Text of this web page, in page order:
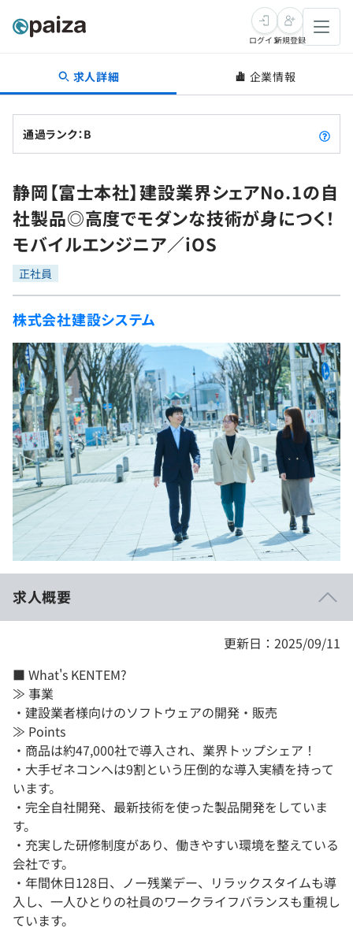
転職・キャリア
転職成功ガイド
転職エージェント
インタビュー
転職成功ガイド
新卒就活
求人検索
本選考
インターン
新卒エージェント
イベント・セミナー
インタビュー
就活成功ガイド
学習
問題集
4択課題
ナレッジ
リファレンス
プラン
個人向けプラン
法人向けプラン
学校向けプラン
契約内容・クーポン
プログラミング言語
評価結果一覧
再チャレンジ結果一覧
ゲーム・マンガ
Tech Team Journal
paiza times
note
paizaとは？
ログイン新規登録
求人詳細 企業情報
通過ランク：B
静岡【富士本社】建設業界シェアNo.1の自
社製品◎高度でモダンな技術が身につく！
モバイルエンジニア／iOS
正社員
株式会社建設システム
求人概要
更新日：2025/09/11
■ What's KENTEM?
≫ 事業
・建設業者様向けのソフトウェアの開発・販売
≫ Points
・商品は約47,000社で導入され、業界トップシェア！
・大手ゼネコンへは9割という圧倒的な導入実績を持って
います。
・完全自社開発、最新技術を使った製品開発をしていま
す。
・充実した研修制度があり、働きやすい環境を整えている
会社です。
・年間休日128日、ノー残業デー、リラックスタイムも導
入し、一人ひとりの社員のワークライフバランスも重視し
ています。